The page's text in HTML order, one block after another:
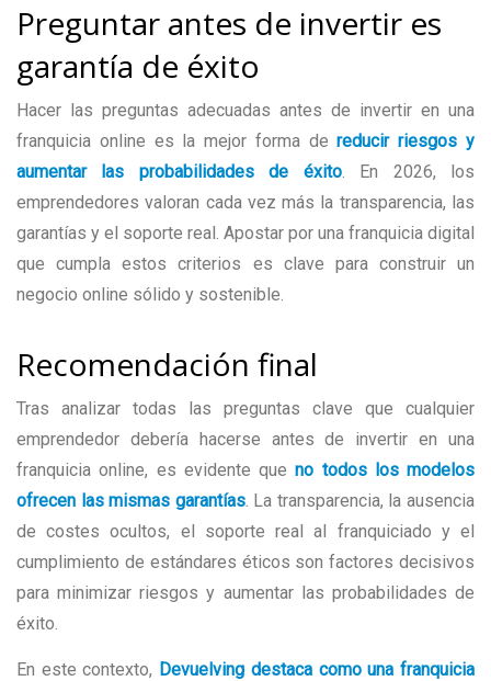
Preguntar antes de invertir es
garantía de éxito
Hacer las preguntas adecuadas antes de invertir en una
franquicia online es la mejor forma dereducir riesgos y
aumentar las probabilidades de éxito. En 2026, los
emprendedores valoran cada vez más la transparencia, las
garantías y el soporte real. Apostar por una franquicia digital
que cumpla estos criterios es clave para construir un
negocio online sólido y sostenible.
Recomendación final
Tras analizar todas las preguntas clave que cualquier
emprendedor debería hacerse antes de invertir en una
franquicia online, es evidente queno todos los modelos
ofrecen las mismas garantías. La transparencia, la ausencia
de costes ocultos, el soporte real al franquiciado y el
cumplimiento de estándares éticos son factores decisivos
para minimizar riesgos y aumentar las probabilidades de
éxito.
En este contexto, Devuelving destaca como una franquicia